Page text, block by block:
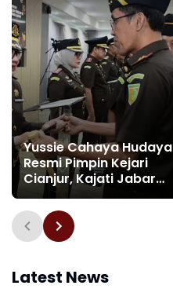
Yussie Cahaya Hudaya
Resmi Pimpin Kejari
Cianjur, Kajati Jabar
Tekankan Integritas dan
Pengabdian
Latest News